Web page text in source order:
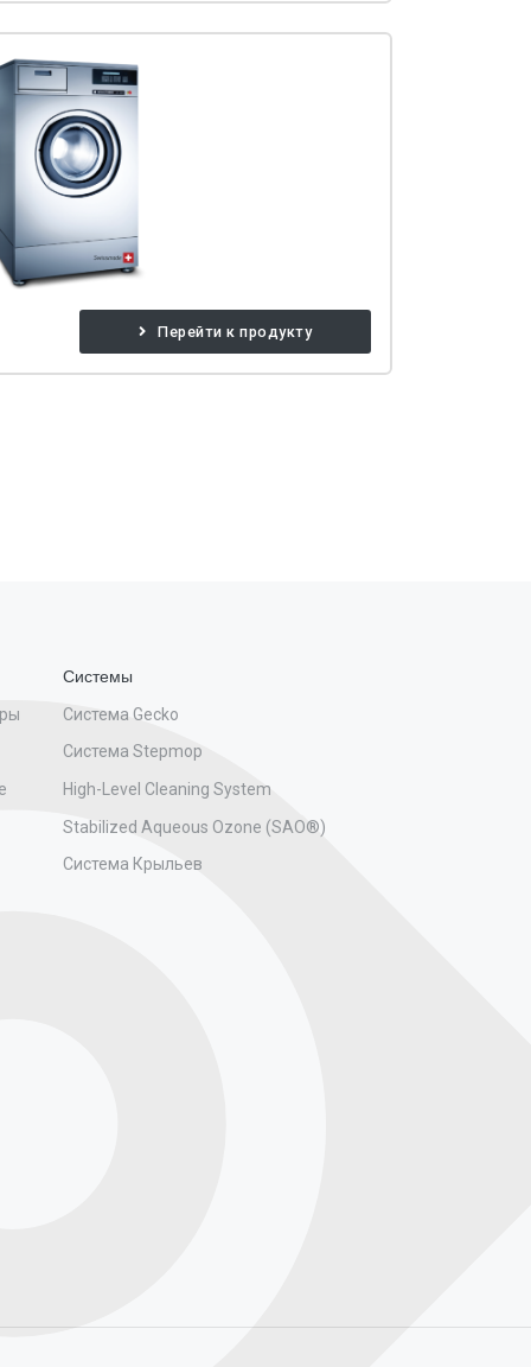
Перейти к продукту
Системы
Система Gecko
Система Stepmop
High-Level Cleaning System
Stabilized Aqueous Ozone (SAO®)
Система Крыльев